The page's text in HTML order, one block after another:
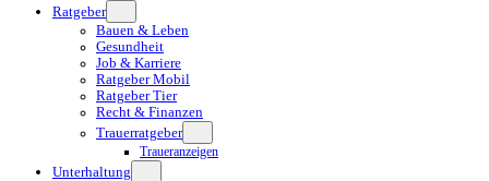
Ratgeber
Bauen & Leben
Gesundheit
Job & Karriere
Ratgeber Mobil
Ratgeber Tier
Recht & Finanzen
Trauerratgeber
Traueranzeigen
Unterhaltung